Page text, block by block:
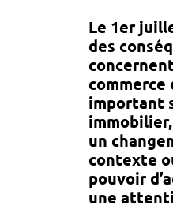
Le 1er
des
commerce
important
un
contexte
pouvoir
une